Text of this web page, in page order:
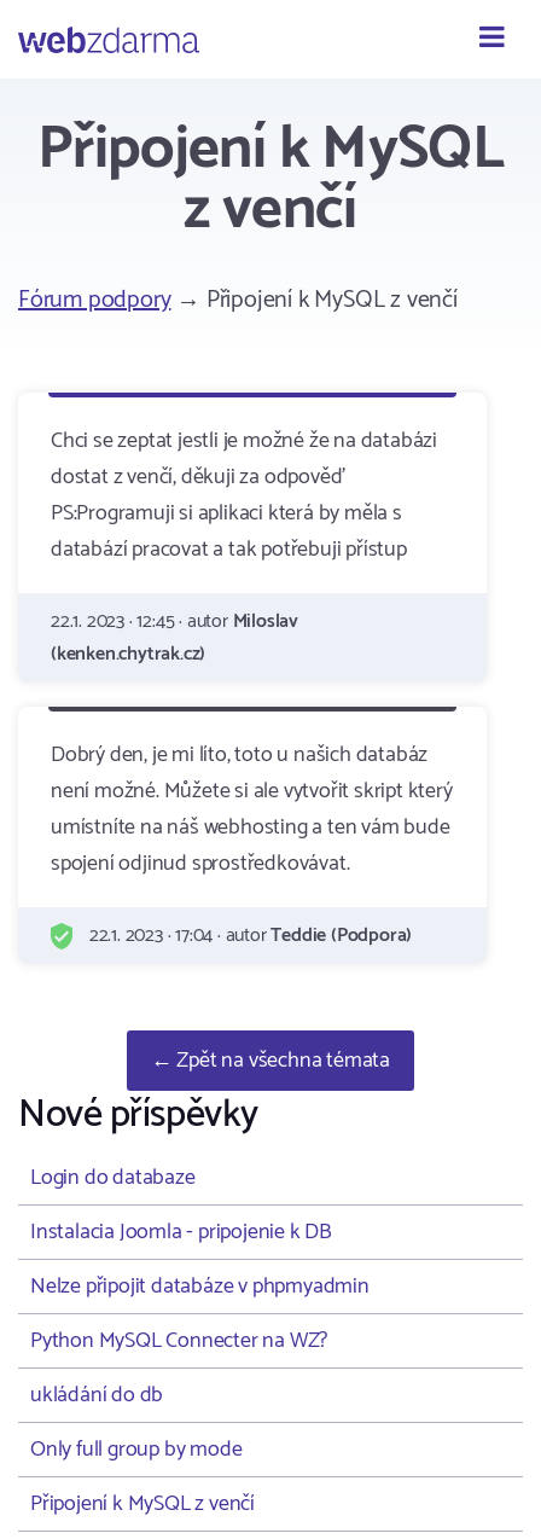
Webzdarma
Připojení k MySQL
z venčí
Fórum podpory→ Připojení k MySQL z venčí
Chci se zeptat jestli je možné že na databázi
dostat z venčí, děkuji za odpověď
PS:Programuji si aplikaci která by měla s
databází pracovat a tak potřebuji přístup
22.1. 2023 · 12:45 · autorMiloslav
(kenken.chytrak.cz)
Dobrý den, je mi líto, toto u našich databáz
není možné. Můžete si ale vytvořit skript který
umístníte na náš webhosting a ten vám bude
spojení odjinud sprostředkovávat.
22.1. 2023 · 17:04 · autorTeddie (Podpora)
← Zpět na všechna témata
Nové příspěvky
Login do databaze
Instalacia Joomla - pripojenie k DB
Nelze připojit databáze v phpmyadmin
Python MySQL Connecter na WZ?
ukládání do db
Only full group by mode
Připojení k MySQL z venčí